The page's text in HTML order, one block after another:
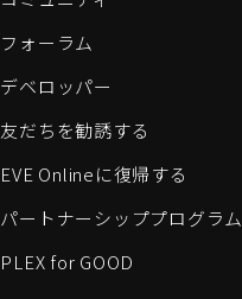
フォーラム
デベロッパー
友だちを勧誘する
EVE Onlineに復帰する
パートナーシッププログラム
PLEX for GOOD